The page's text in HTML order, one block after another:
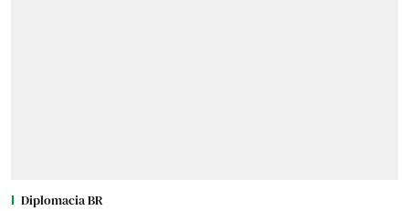
Diplomacia BR